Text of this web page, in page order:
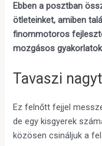
Ebben a posztban
ötleteinket, amiben
finommotoros
mozgásos
Tavaszi
Ez felnőtt fejjel
de egy kisgyerek
közösen csináljuk a